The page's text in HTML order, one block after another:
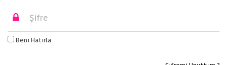
Beni Hatırla